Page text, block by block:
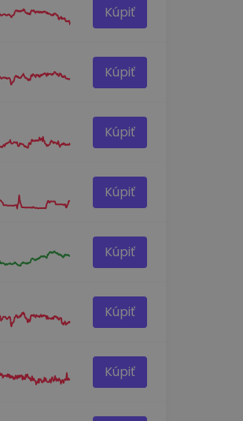
Kúpiť
Kúpiť
Kúpiť
Kúpiť
Kúpiť
Kúpiť
Kúpiť